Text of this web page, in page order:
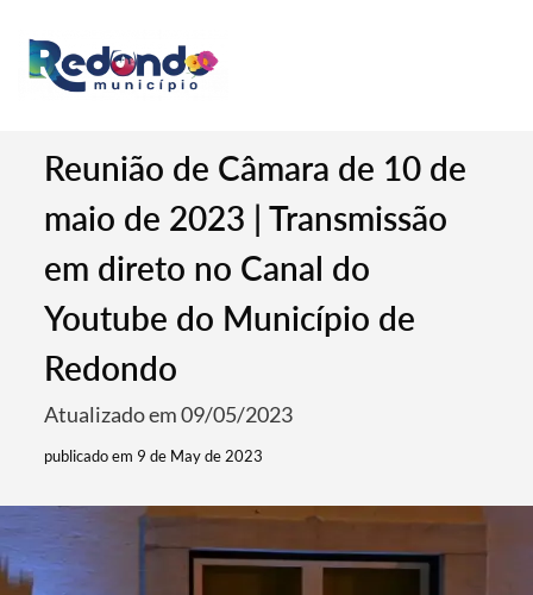
Reunião de Câmara de 10 de
maio de 2023 | Transmissão
em direto no Canal do
Youtube do Município de
Redondo
Atualizado em 09/05/2023
publicado em 9 de May de 2023